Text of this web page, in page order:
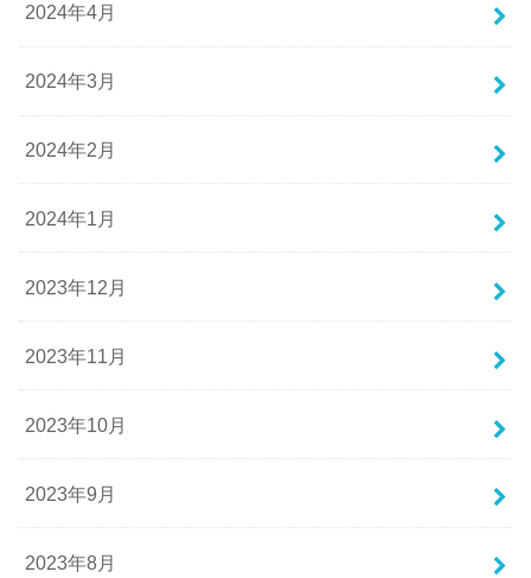
2024年4月
2024年3月
2024年2月
2024年1月
2023年12月
2023年11月
2023年10月
2023年9月
2023年8月